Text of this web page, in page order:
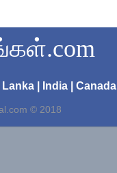
Lanka | India | Canada
© 2018